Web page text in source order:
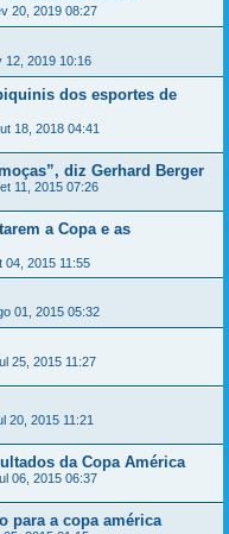
20, 2019 08:27
12, 2019 10:16
dos esportes de
18, 2018 04:41
diz Gerhard Berger
11, 2015 07:26
a Copa e as
04, 2015 11:55
01, 2015 05:32
25, 2015 11:27
20, 2015 11:21
da Copa América
06, 2015 06:37
para a copa américa